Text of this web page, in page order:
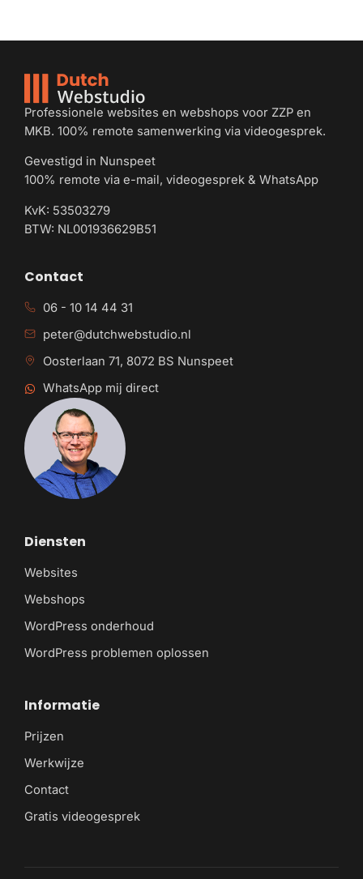
Professionele websites en webshops voor ZZP en
MKB. 100% remote samenwerking via videogesprek.
Gevestigd in Nunspeet
100% remote via e-mail, videogesprek & WhatsApp
KvK: 53503279
BTW: NL001936629B51
Diensten
Websites
Webshops
WordPress onderhoud
WordPress problemen oplossen
Informatie
Prijzen
Werkwijze
Contact
Gratis videogesprek
Contact
06 - 10 14 44 31
peter@dutchwebstudio.nl
Oosterlaan 71, 8072 BS Nunspeet
WhatsApp mij direct